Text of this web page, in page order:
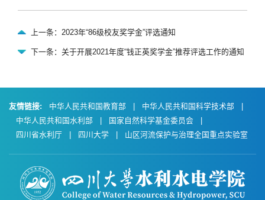
上一条：2023年“86级校友奖学金”评选通知
下一条：关于开展2021年度“钱正英奖学金”推荐评选工作的通知
友情链接: 中华人民共和国教育部 中华人民共和国科学技术部
中华人民共和国水利部
国家自然科学基金委员会
四川省水利厅
四川大学 山区河流保护与治理全国重点实验室